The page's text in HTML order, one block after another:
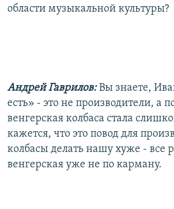
области музыкальной культуры?
Андрей Гаврилов:Вы знаете,
есть» - это не производители, а
венгерская колбаса стала
кажется, что это повод для
колбасы делать нашу хуже - все
венгерская уже не по карману.